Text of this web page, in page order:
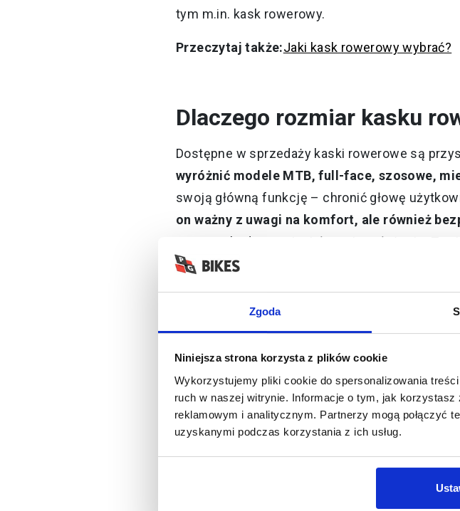
Zgoda
Niniejsza strona korzysta z plików cookie
Wykorzystujemy pliki cookie do spersonalizowania
ruch w naszej witrynie. Informacje o tym, jak
reklamowym i analitycznym. Partnerzy mogą połączyć
uzyskanymi podczas korzystania z ich usług.
tym m.in. kask rowerowy.
Przeczytaj także:Jaki kask rowerowy wybrać?
Dlaczego rozmiar kasku
Dostępne w sprzedaży kaski rowerowe są
wyróżnić modele MTB, full-face, szosowe,
swoją główną funkcję – chronić głowę
on ważny z uwagi na komfort, ale również
ruszania będzie zmieniał swoje położenie. To
rowerowy będzie z kolei uciskać głowę.
Z kaskiem rowerowym jest jak z ubraniami.
zamiast czuć przyjemność z podróżowania,
Ten artykuł też Cię może zainteresować:
Jak wybrać rozmiar kasku